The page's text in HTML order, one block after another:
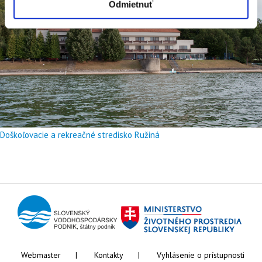
Odmietnuť
Doškoľovacie a rekreačné stredisko Ružiná
Webmaster Kontakty Vyhlásenie o prístupnosti